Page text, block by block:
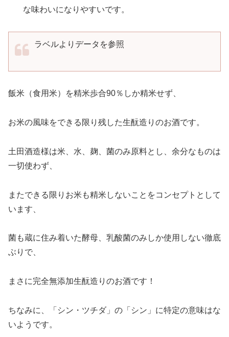
な味わいになりやすいです。
ラベルよりデータを参照
飯米（食用米）を精米歩合90％しか精米せず、
お米の風味をできる限り残した生酛造りのお酒です。
土田酒造様は米、水、麹、菌のみ原料とし、余分なものは
一切使わず、
またできる限りお米も精米しないことをコンセプトとして
います、
菌も蔵に住み着いた酵母、乳酸菌のみしか使用しない徹底
ぶりで、
まさに完全無添加生酛造りのお酒です！
ちなみに、「シン・ツチダ」の「シン」に特定の意味はな
いようです。